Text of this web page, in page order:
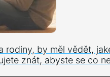
rodiny, by měl vědět,
znát, abyste se co